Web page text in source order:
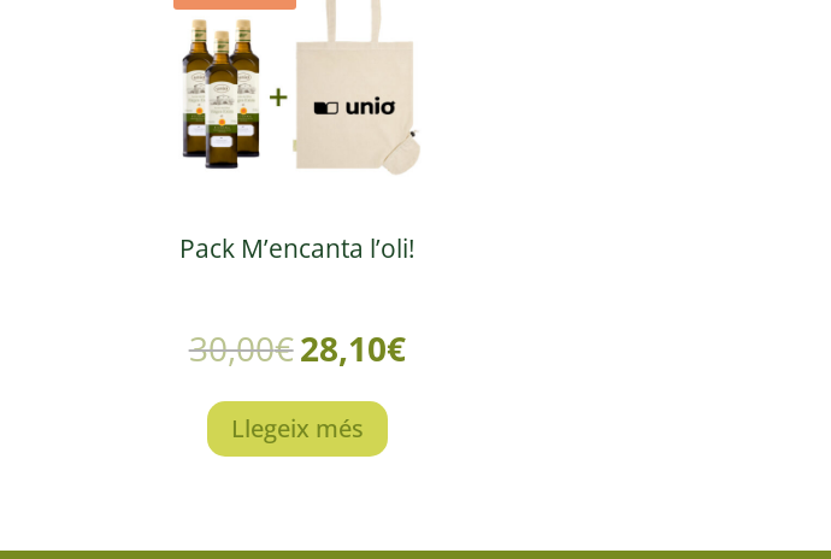
Pack M’encanta l’oli!
30,00€28,10€
Llegeix més